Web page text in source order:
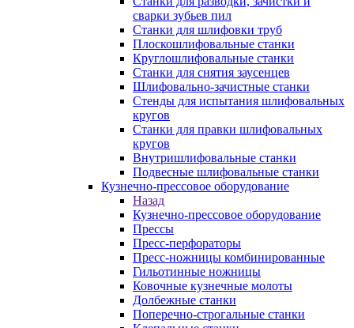
сварки зубьев пил
Станки для шлифовки труб
Плоскошлифовальные станки
Круглошлифовальные станки
Станки для снятия заусенцев
Шлифовально-зачистные станки
Стенды для испытания шлифовальных
кругов
Станки для правки шлифовальных
кругов
Внутришлифовальные станки
Подвесные шлифовальные станки
Кузнечно-прессовое оборудование
Назад
Кузнечно-прессовое оборудование
Прессы
Пресс-перфораторы
Пресс-ножницы комбинированные
Гильотинные ножницы
Ковочные кузнечные молоты
Долбежные станки
Поперечно-строгальные станки